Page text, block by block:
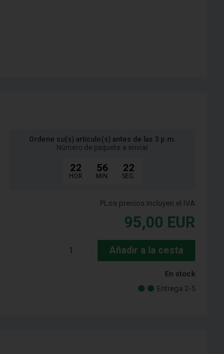
Ordene su(s) artículo(s) antes de las 3 p.m.
Número de paquete a enviar
22
HOR.
56
MIN.
21
SEG.
PLos precios incluyen el IVA
95,00 EUR
Añadir a la cesta
En stock
Entrega 2-5